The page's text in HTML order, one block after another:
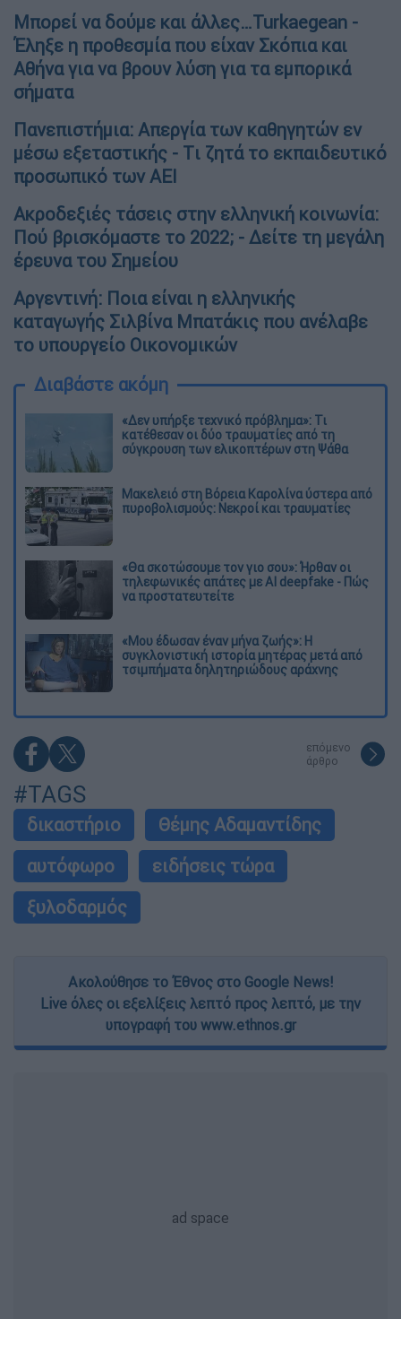
Μπορεί να δούμε και άλλες…Turkaegean -
Έληξε η προθεσμία που είχαν Σκόπια και
Αθήνα για να βρουν λύση για τα εμπορικά
σήματα
Πανεπιστήμια: Απεργία των καθηγητών εν
μέσω εξεταστικής - Tι ζητά το εκπαιδευτικό
προσωπικό των ΑΕΙ
Ακροδεξιές τάσεις στην ελληνική κοινωνία:
Πού βρισκόμαστε το 2022; - Δείτε τη μεγάλη
έρευνα του Σημείου
Αργεντινή: Ποια είναι η ελληνικής
καταγωγής Σιλβίνα Μπατάκις που ανέλαβε
το υπουργείο Οικονομικών
Διαβάστε ακόμη
«Δεν υπήρξε τεχνικό πρόβλημα»: Τι
κατέθεσαν οι δύο τραυματίες από τη
σύγκρουση των ελικοπτέρων στη Ψάθα
Μακελειό στη Βόρεια Καρολίνα ύστερα από
πυροβολισμούς: Νεκροί και τραυματίες
«Θα σκοτώσουμε τον γιο σου»: Ήρθαν οι
τηλεφωνικές απάτες με AI deepfake - Πώς
να προστατευτείτε
«Μου έδωσαν έναν μήνα ζωής»: Η
συγκλονιστική ιστορία μητέρας μετά από
τσιμπήματα δηλητηριώδους αράχνης
επόμενο
άρθρο
#TAGS
δικαστήριο
Θέμης Αδαμαντίδης
αυτόφωρο
ειδήσεις τώρα
ξυλοδαρμός
Ακολούθησε το Έθνος στο Google News!
Live όλες οι εξελίξεις λεπτό προς λεπτό, με την
υπογραφή του www.ethnos.gr